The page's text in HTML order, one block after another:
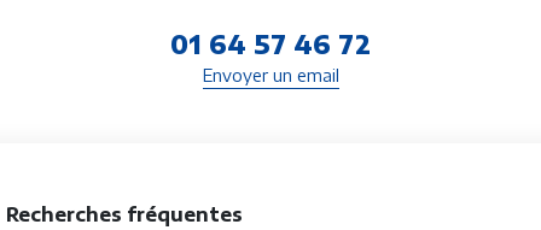
01 64 57 46 72
Envoyer un email
Recherches fréquentes